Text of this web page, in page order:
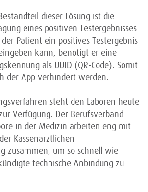
dieser Lösung ist die
eines positiven Testergebnisses
Patient ein positives Testergebnis
kann, benötigt er eine
als UUID (QR-Code). Somit
der App verhindert werden.
steht den Laboren heute
Verfügung. Der Berufsverband
in der Medizin arbeiten eng mit
Kassenärztlichen
zusammen, um so schnell wie
technische Anbindung zu